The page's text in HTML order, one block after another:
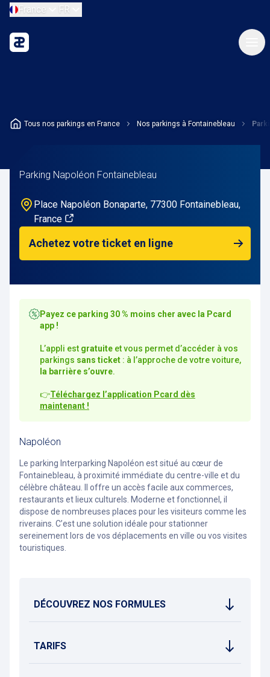
France FR
Tous nos parkings en France Nos parkings à Fontainebleau
Parking Napoléon Fontainebleau
Place Napoléon Bonaparte, 77300 Fontainebleau,
France
Achetez votre ticket en ligne
Payez ce parking 30 % moins cher avec la Pcard
app !
L’appli est gratuite et vous permet d’accéder à vos
parkings sans ticket : à l’approche de votre voiture,
la barrière s’ouvre.
👉Téléchargez l’application Pcard dès
maintenant !
Napoléon
Le parking Interparking Napoléon est situé au cœur de
Fontainebleau, à proximité immédiate du centre-ville et du
célèbre château. Il offre un accès facile aux commerces,
restaurants et lieux culturels. Moderne et fonctionnel, il
dispose de nombreuses places pour les visiteurs comme les
riverains. C’est une solution idéale pour stationner
sereinement lors de vos déplacements en ville ou vos visites
touristiques.
DÉCOUVREZ NOS FORMULES
TARIFS